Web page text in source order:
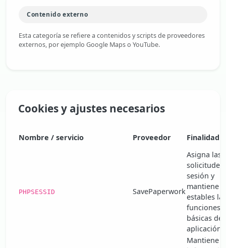
Contenido externo
Esta categoría se refiere a contenidos y scripts de proveedores
externos, por ejemplo Google Maps o YouTube.
Cookies y ajustes necesarios
Nombre / servicio Proveedor Finalidad
PHPSESSID SavePaperwork
Asigna las
solicitudes
sesión y
mantiene
estables las
funciones
básicas de
aplicación.
Mantiene